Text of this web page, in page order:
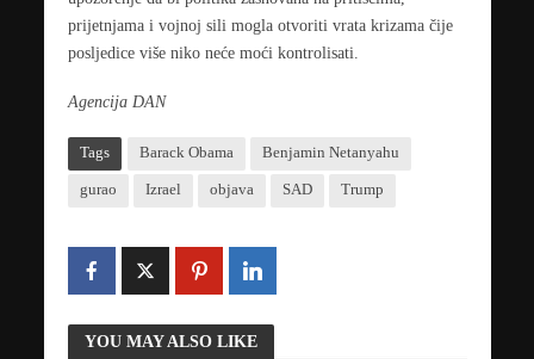
prijetnjama i vojnoj sili mogla otvoriti vrata krizama čije
posljedice više niko neće moći kontrolisati.
Agencija DAN
Tags Barack Obama Benjamin Netanyahu
gurao Izrael objava SAD Trump
YOU MAY ALSO LIKE